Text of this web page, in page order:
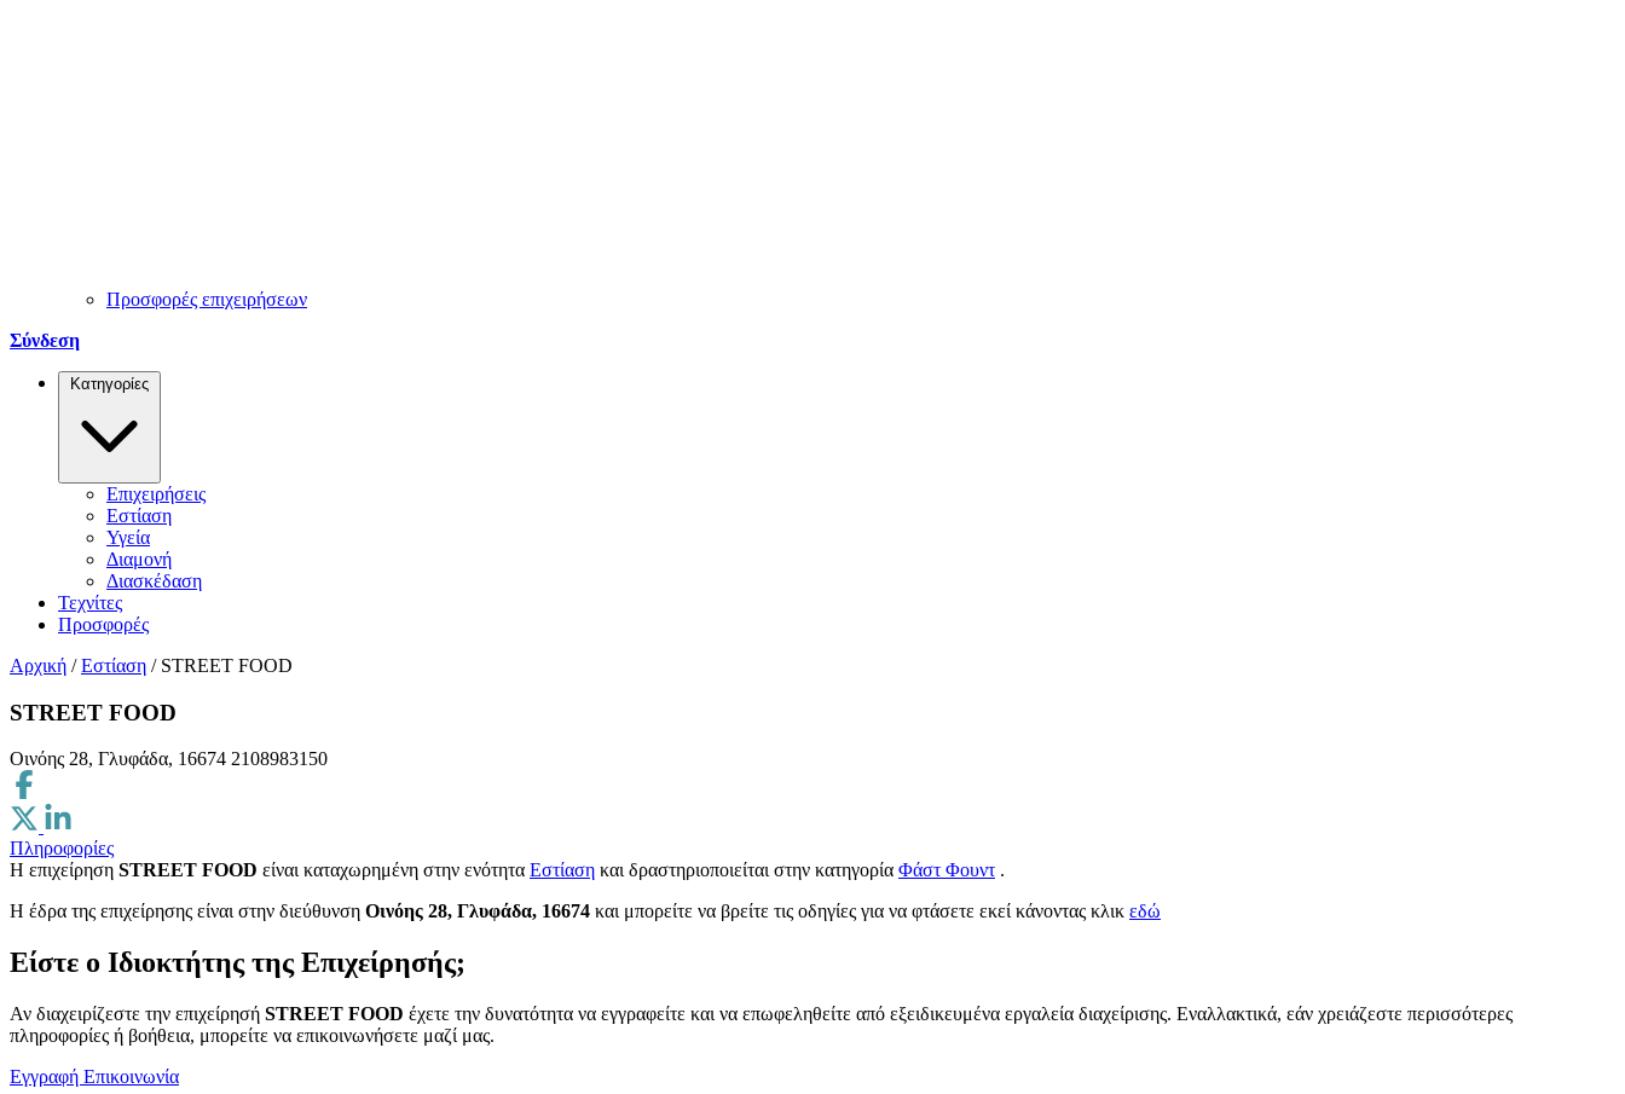
Προσφορές επιχειρήσεων
Σύνδεση
Κατηγορίες
Επιχειρήσεις
Εστίαση
Υγεία
Διαμονή
Διασκέδαση
Τεχνίτες
Προσφορές
Αρχική / Εστίαση / STREET FOOD
STREET FOOD
Οινόης 28, Γλυφάδα, 16674 2108983150
Πληροφορίες
Η επιχείρηση STREET FOOD είναι καταχωρημένη στην ενότητα Εστίαση και δραστηριοποιείται στην κατηγορία Φάστ Φουντ .
H έδρα της επιχείρησης είναι στην διεύθυνση Οινόης 28, Γλυφάδα, 16674 και μπορείτε να βρείτε τις οδηγίες για να φτάσετε εκεί κάνοντας κλικ εδώ
Είστε ο Ιδιοκτήτης της Επιχείρησής;
Αν διαχειρίζεστε την επιχείρησή STREET FOOD έχετε την δυνατότητα να εγγραφείτε και να επωφεληθείτε από εξειδικευμένα εργαλεία διαχείρισης. Εναλλακτικά, εάν χρειάζεστε περισσότερες
πληροφορίες ή βοήθεια, μπορείτε να επικοινωνήσετε μαζί μας.
Εγγραφή Επικοινωνία